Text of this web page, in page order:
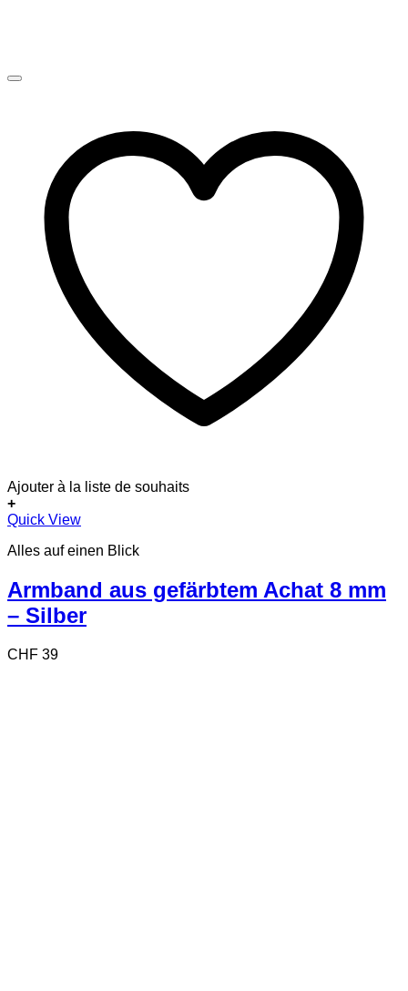
Ajouter à la liste de souhaits
+
Quick View
Alles auf einen Blick
Armband aus gefärbtem Achat 8 mm
– Silber
CHF 39